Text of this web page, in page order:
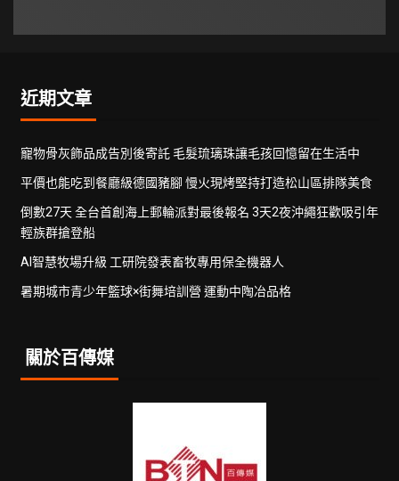
近期文章
寵物骨灰飾品成告別後寄託 毛髮琉璃珠讓毛孩回憶留在生活中
平價也能吃到餐廳級德國豬腳 慢火現烤堅持打造松山區排隊美食
倒數27天 全台首創海上郵輪派對最後報名 3天2夜沖繩狂歡吸引年
輕族群搶登船
AI智慧牧場升級 工研院發表畜牧專用保全機器人
暑期城市青少年籃球×街舞培訓營 運動中陶冶品格
關於百傳媒